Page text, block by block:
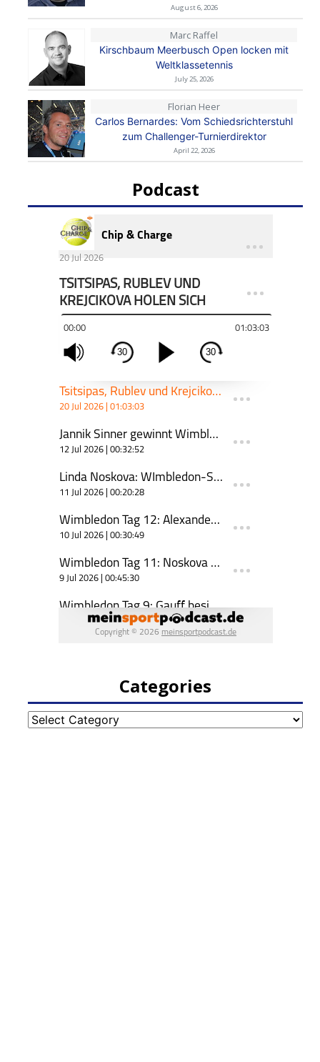
August 6, 2026
Marc Raffel
Kirschbaum Meerbusch Open locken mit
Weltklassetennis
July 25, 2026
Florian Heer
Carlos Bernardes: Vom Schiedsrichterstuhl
zum Challenger-Turnierdirektor
April 22, 2026
Podcast
Categories
Categories